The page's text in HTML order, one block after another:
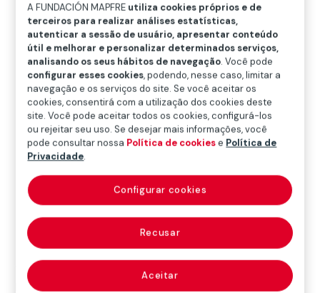
H
I J K L M N
Ñ
O
P Q R S T
U
V
W X Y Z
Dicionário MAPFRE de Seguros
duration de
Macaulay
Termo em inglês para o indicador utilizado na
valoração de títulos de renda fixa. Consiste na média
ponderada dos vencimentos dos fluxos de caixa de
A FUNDACIÓN MAPFRE utiliza cookies próprios e de
terceiros para realizar análises estatísticas,
autenticar a sessão de usuário, apresentar conteúdo
útil e melhorar e personalizar determinados serviços,
analisando os seus hábitos de navegação. Você pode
configurar esses cookies, podendo, nesse caso, limitar a
navegação e os serviços do site. Se você aceitar os
cookies, consentirá com a utilização dos cookies deste
site. Você pode aceitar todos os cookies, configurá-los
ou rejeitar seu uso. Se desejar mais informações, você
pode consultar nossa Política de cookiese Política de
Privacidade.
Recusar
Aceitar
Configurar cookies